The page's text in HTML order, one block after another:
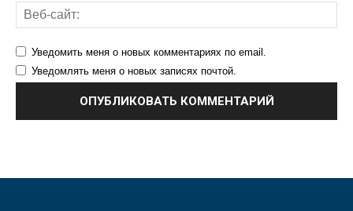
Уведомить меня о новых комментариях по email.
Уведомлять меня о новых записях почтой.